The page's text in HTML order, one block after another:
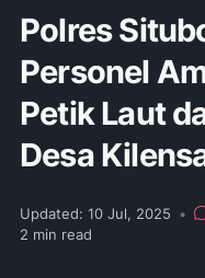
Polres
Personel
Petik Laut
Desa
Updated: 10 Jul, 2025 •
2 min read